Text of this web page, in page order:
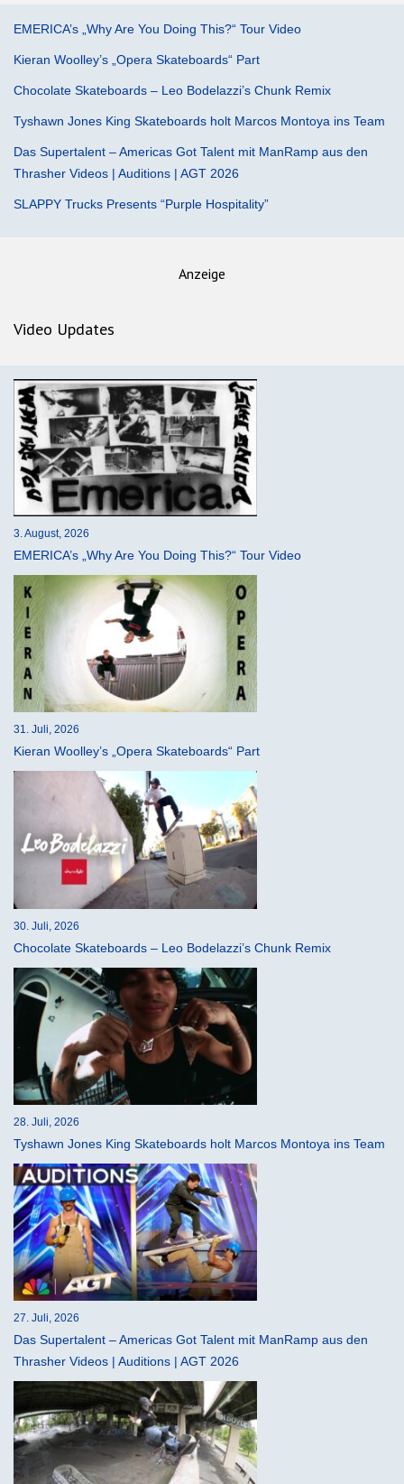
EMERICA’s „Why Are You Doing This?“ Tour Video
Kieran Woolley’s „Opera Skateboards“ Part
Chocolate Skateboards – Leo Bodelazzi’s Chunk Remix
Tyshawn Jones King Skateboards holt Marcos Montoya ins Team
Das Supertalent – Americas Got Talent mit ManRamp aus den
Thrasher Videos | Auditions | AGT 2026
SLAPPY Trucks Presents “Purple Hospitality”
Anzeige
Video Updates
3. August, 2026
EMERICA’s „Why Are You Doing This?“ Tour Video
31. Juli, 2026
Kieran Woolley’s „Opera Skateboards“ Part
30. Juli, 2026
Chocolate Skateboards – Leo Bodelazzi’s Chunk Remix
28. Juli, 2026
Tyshawn Jones King Skateboards holt Marcos Montoya ins Team
27. Juli, 2026
Das Supertalent – Americas Got Talent mit ManRamp aus den
Thrasher Videos | Auditions | AGT 2026